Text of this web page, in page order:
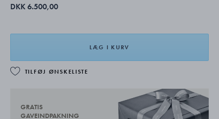
DKK 6.500,00
LÆG I KURV
TILFØJ ØNSKELISTE
GRATIS
GAVEINDPAKNING